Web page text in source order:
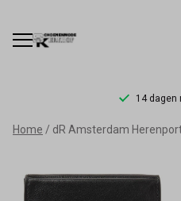
14 dagen
dR
Amsterdam
Home dR Amsterdam